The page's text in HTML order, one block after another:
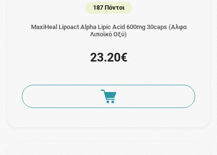
187 Πόντοι
MaxiHeal Lipoact Alpha Lipic Acid 600mg 30caps (Αλφα
Λιποϊκό Οξύ)
23.20€